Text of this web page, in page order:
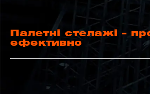
Палетні стелажі –
ефективно